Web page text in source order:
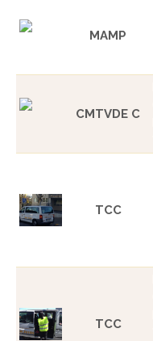
MAMP
CMTVDE C
TCC
TCC